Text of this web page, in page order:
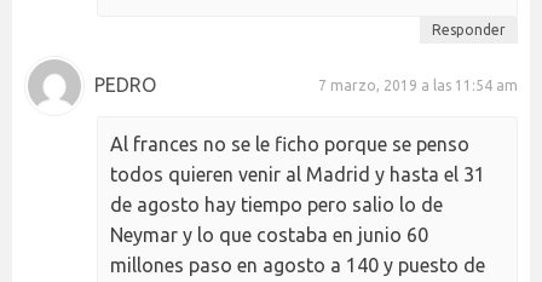
Responder
PEDRO 7 marzo, 2019 a las 11:54 am
Al frances no se le ficho porque se penso
todos quieren venir al Madrid y hasta el 31
de agosto hay tiempo pero salio lo de
Neymar y lo que costaba en junio 60
millones paso en agosto a 140 y puesto de